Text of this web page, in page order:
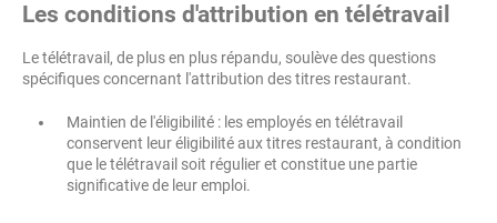
Les conditions d'attribution en télétravail
Le télétravail, de plus en plus répandu, soulève des questions
spécifiques concernant l'attribution des titres restaurant.
Maintien de l'éligibilité : les employés en télétravail
conservent leur éligibilité aux titres restaurant, à condition
que le télétravail soit régulier et constitue une partie
significative de leur emploi.